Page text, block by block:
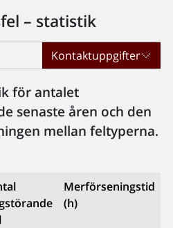
– statistik
Kontaktuppgifter
för antalet
senaste åren och den
mellan feltyperna.
Merförseningstid
(h)